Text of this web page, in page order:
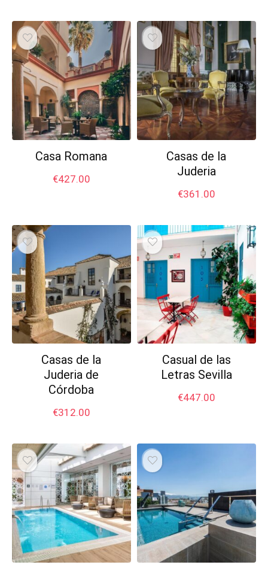
Casa Romana
€427.00
Casas de la
Juderia
€361.00
Casas de la
Juderia de
Córdoba
€312.00
Casual de las
Letras Sevilla
€447.00